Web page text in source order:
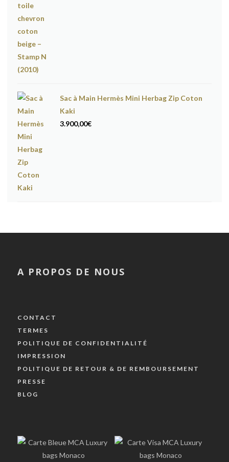
Sac à Main Hermès Mini Herbag Zip Coton
Kaki
3.900,00€
A PROPOS DE NOUS
CONTACT
TERMES
POLITIQUE DE CONFIDENTIALITÉ
IMPRESSION
POLITIQUE DE RETOUR & DE REMBOURSEMENT
PRESSE
BLOG